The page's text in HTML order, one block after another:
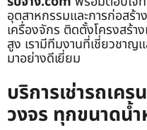
อุตสาหกรรมและการก่อสร้า
เครื่องจักร ติดตั้งโครงสร้
สูง เรามีทีมงานที่เชี่ยวชาญ
มาอย่างดีเยี่ยม
บริการเช่ารถเค
วงจร ทุกขนาดน้